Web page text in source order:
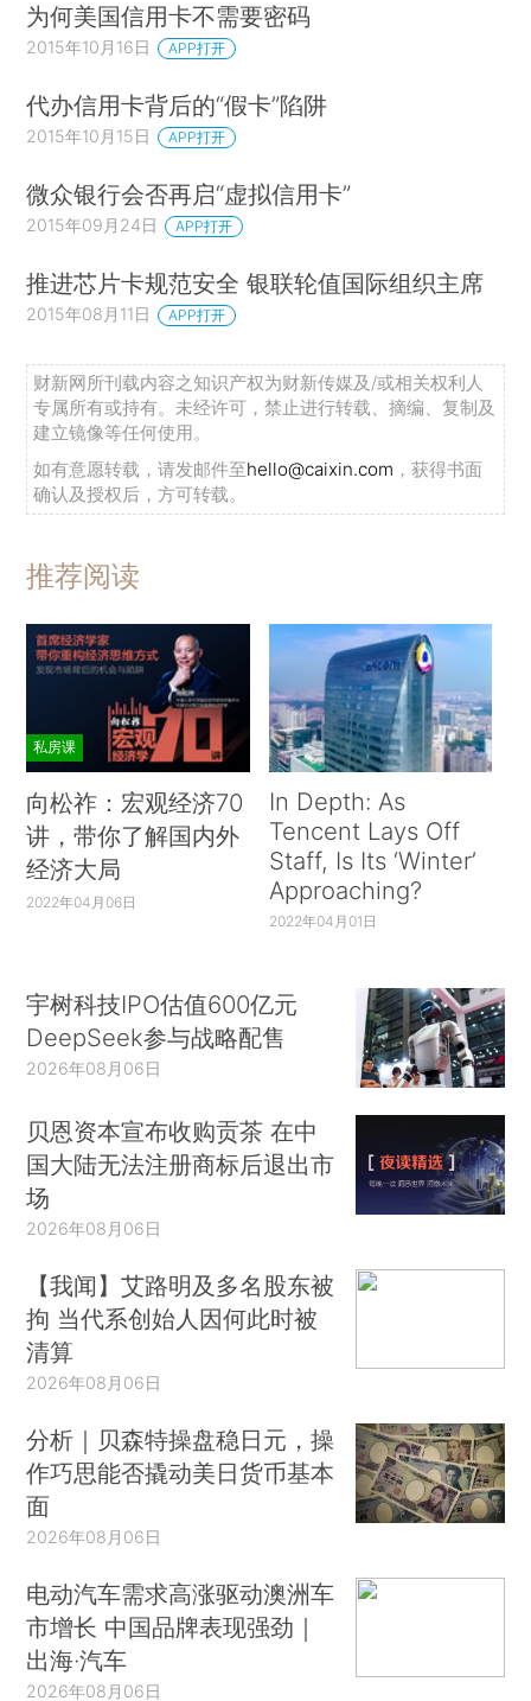
为何美国信用卡不需要密码
2015年10月16日 APP打开
代办信用卡背后的“假卡”陷阱
2015年10月15日 APP打开
微众银行会否再启“虚拟信用卡”
2015年09月24日 APP打开
推进芯片卡规范安全 银联轮值国际组织主席
2015年08月11日 APP打开
财新网所刊载内容之知识产权为财新传媒及/或相关权利人
专属所有或持有。未经许可，禁止进行转载、摘编、复制及
建立镜像等任何使用。
如有意愿转载，请发邮件至hello@caixin.com ，获得书面
确认及授权后，方可转载。
推荐阅读
私房课
向松祚：宏观经济70
讲，带你了解国内外
经济大局
2022年04月06日
In Depth: As
Tencent Lays Off
Staff, Is Its ‘Winter’
Approaching?
2022年04月01日
宇树科技IPO估值600亿元
DeepSeek参与战略配售
2026年08月06日
贝恩资本宣布收购贡茶 在中
国大陆无法注册商标后退出市
场
2026年08月06日
【我闻】艾路明及多名股东被
拘 当代系创始人因何此时被
清算
2026年08月06日
分析｜贝森特操盘稳日元，操
作巧思能否撬动美日货币基本
面
2026年08月06日
电动汽车需求高涨驱动澳洲车
市增长 中国品牌表现强劲｜
出海·汽车
2026年08月06日